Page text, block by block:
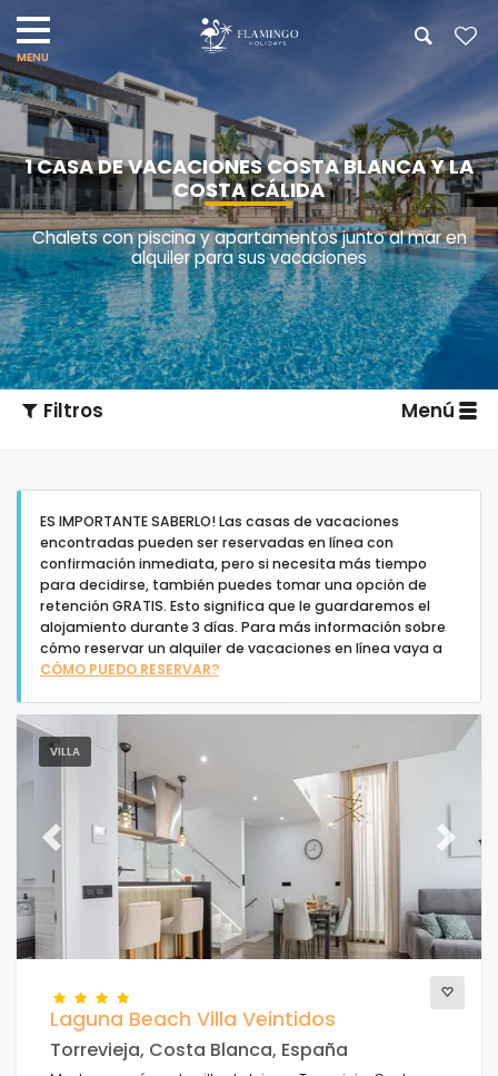
1 CASA DE VACACIONES COSTA BLANCA Y LA
COSTA CÁLIDA
Chalets con piscina y apartamentos junto al mar en
alquiler para sus vacaciones
Filtros Menú
Tipo de alojamiento
Personas
Dormitorios
Cuartos de baño
Su selección
Para la familia
ES IMPORTANTE SABERLO! Las casas de vacaciones
encontradas pueden ser reservadas en línea con
confirmación inmediata, pero si necesita más tiempo
para decidirse, también puedes tomar una opción de
retención GRATIS. Esto significa que le guardaremos el
alojamiento durante 3 días. Para más información sobre
cómo reservar un alquiler de vacaciones en línea vaya a
CÓMO PUEDO RESERVAR?
VILLA
Previous Next
Laguna Beach Villa Veintidos
Torrevieja, Costa Blanca, España